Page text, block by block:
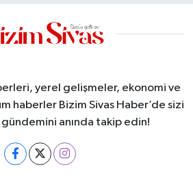
yerel gelişmeler, ekonomi ve
haberler Bizim Sivas Haber’de sizi
gündemini anında takip edin!